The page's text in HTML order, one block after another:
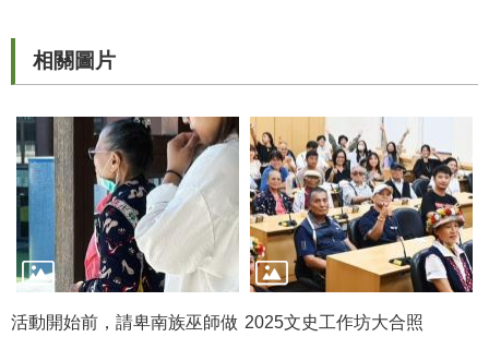
相關圖片
活動開始前，請卑南族巫師做 2025文史工作坊大合照